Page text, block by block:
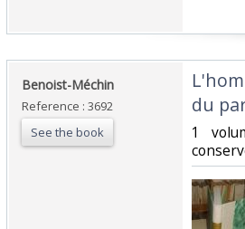
‎Benoist-Méchin‎
Reference : 3692
See the book
du
‎1